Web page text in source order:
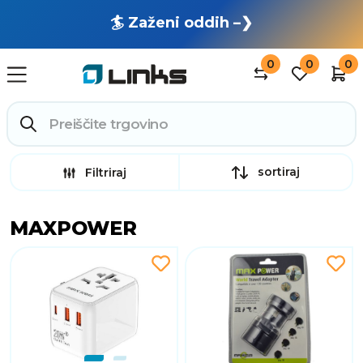
🏄 Zaženi oddih –❯
0 0 0
Filtriraj sortiraj
MAXPOWER